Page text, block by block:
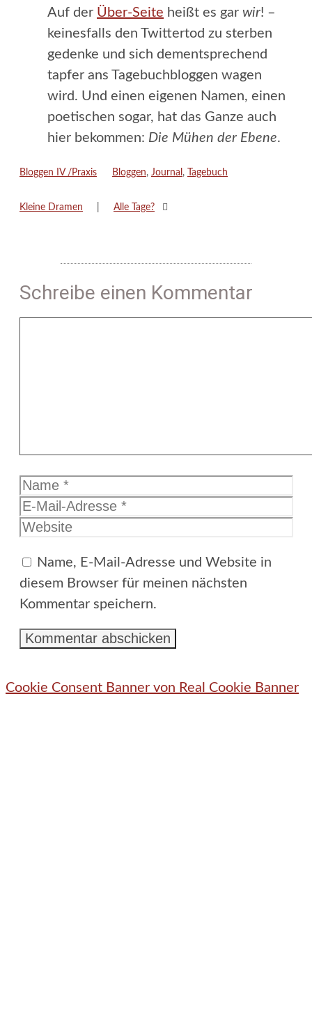
Auf der Über-Seite heißt es gar wir! –
keinesfalls den Twittertod zu sterben
gedenke und sich dementsprechend
tapfer ans Tagebuchbloggen wagen
wird. Und einen eigenen Namen, einen
poetischen sogar, hat das Ganze auch
hier bekommen: Die Mühen der Ebene.
Kategorien
Bloggen IV /Praxis Schlagwörter
Bloggen, Journal , Tagebuch
Kleine Dramen Alle Tage?
Schreibe einen Kommentar
Name
E-
Mail-
Website
Name, E-Mail-Adresse und Website in
diesem Browser für meinen nächsten
Kommentar speichern.
Cookie Consent Banner von Real Cookie Banner